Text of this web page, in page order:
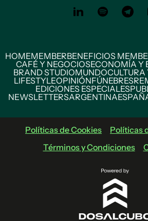
HOMEMEMBERBENEFICIOS
CAFÉ Y NEGOCIOSECONOMÍA Y
BRAND STUDIOMUNDOCULTURA
LIFESTYLEOPINIÓNFÚNEBRES
EDICIONES ESPECIALES
NEWSLETTERSARGENTINA
Políticas de Cookies
Políticas
Términos y Condiciones